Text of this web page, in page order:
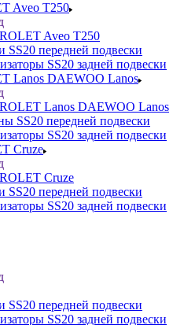
Aveo T250
Aveo T250
SS20 передней подвески
SS20 задней подвески
Lanos DAEWOO Lanos
Lanos DAEWOO Lanos
SS20 передней подвески
SS20 задней подвески
Cruze
Cruze
SS20 передней подвески
SS20 задней подвески
SS20 передней подвески
SS20 задней подвески